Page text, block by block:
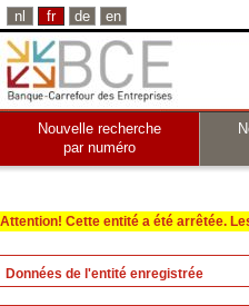
nl fr de en
Nouvelle recherche
par numéro
Attention! Cette entité a été arrêtée.
Données de l'entité enregistrée